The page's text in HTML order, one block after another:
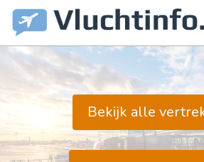
Bekijk alle